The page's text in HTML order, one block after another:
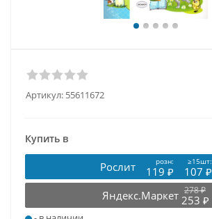
Артикул: 55611672
Купить в
Рослит розн: ≥15шт:
119 ₽
107 ₽
Яндекс.Маркет 278 ₽
253 ₽